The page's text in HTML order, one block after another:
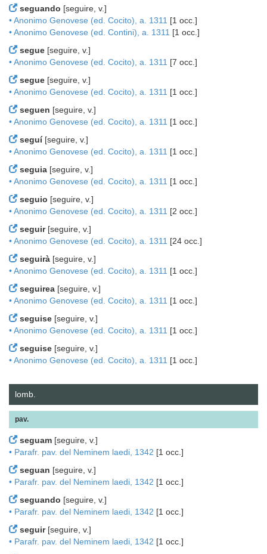
seguando [seguire, v.]
• Anonimo Genovese (ed. Cocito), a. 1311 [1 occ.]
• Anonimo Genovese (ed. Contini), a. 1311 [1 occ.]
segue [seguire, v.]
• Anonimo Genovese (ed. Cocito), a. 1311 [7 occ.]
segue [seguire, v.]
• Anonimo Genovese (ed. Cocito), a. 1311 [1 occ.]
seguen [seguire, v.]
• Anonimo Genovese (ed. Cocito), a. 1311 [1 occ.]
seguí [seguire, v.]
• Anonimo Genovese (ed. Cocito), a. 1311 [1 occ.]
seguia [seguire, v.]
• Anonimo Genovese (ed. Cocito), a. 1311 [1 occ.]
seguio [seguire, v.]
• Anonimo Genovese (ed. Cocito), a. 1311 [2 occ.]
seguir [seguire, v.]
• Anonimo Genovese (ed. Cocito), a. 1311 [24 occ.]
seguirà [seguire, v.]
• Anonimo Genovese (ed. Cocito), a. 1311 [1 occ.]
seguirea [seguire, v.]
• Anonimo Genovese (ed. Cocito), a. 1311 [1 occ.]
seguise [seguire, v.]
• Anonimo Genovese (ed. Cocito), a. 1311 [1 occ.]
seguise [seguire, v.]
• Anonimo Genovese (ed. Cocito), a. 1311 [1 occ.]
lomb.
pav.
seguam [seguire, v.]
• Parafr. pav. del Neminem laedi, 1342 [1 occ.]
seguan [seguire, v.]
• Parafr. pav. del Neminem laedi, 1342 [1 occ.]
seguando [seguire, v.]
• Parafr. pav. del Neminem laedi, 1342 [1 occ.]
seguir [seguire, v.]
• Parafr. pav. del Neminem laedi, 1342 [1 occ.]